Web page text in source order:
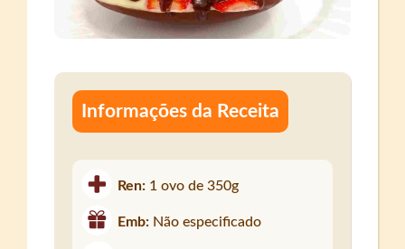
Informações da Receita
Ren: 1 ovo de 350g
Emb: Não especificado